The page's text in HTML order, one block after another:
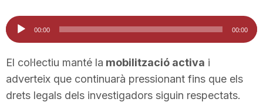
Reproductor
d'àudio
00:00 00:00
El col·lectiu manté la mobilització activa i
adverteix que continuarà pressionant fins que els
drets legals dels investigadors siguin respectats.